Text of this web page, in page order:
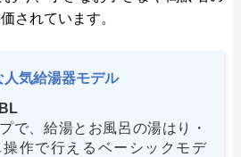
されています。
人気給湯器モデル
で、給湯とお風呂の湯はり・
作で行えるベーシックモデ